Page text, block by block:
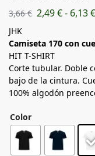
3,66€ 2,49€- 6,13€
JHK
Camiseta 170 con
HIT T-SHIRT
Corte tubular. Doble
bajo de la cintura.
100% algodón
Color